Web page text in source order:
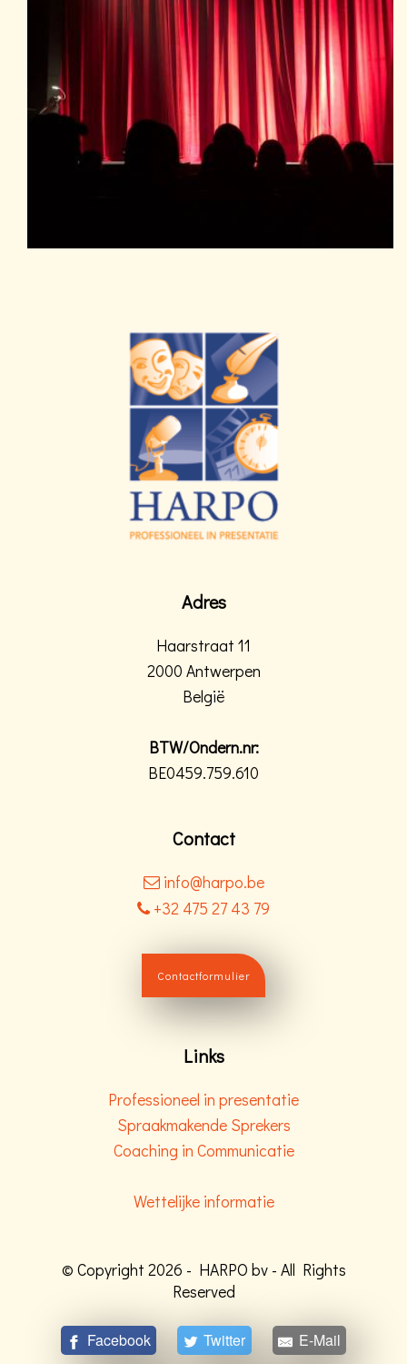
Adres
Haarstraat 11
2000 Antwerpen
België
BTW/Ondern.nr:
BE0459.759.610
Contact
info@harpo.be
+32 475 27 43 79
Contactformulier
Links
Professioneel in presentatie
Spraakmakende Sprekers
Coaching in Communicatie
Wettelijke informatie
© Copyright 2026 - HARPO bv - All Rights
Reserved
Facebook Twitter E-Mail